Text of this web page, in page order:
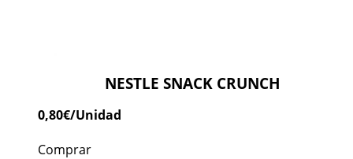
NESTLE SNACK CRUNCH
0,80€/Unidad
Comprar